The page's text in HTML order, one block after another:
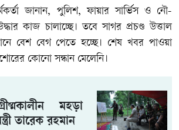
জানান, পুলিশ, ফায়ার সার্ভিস ও নৌ-
কাজ চালাচ্ছে। তবে সাগর প্রচণ্ড উত্তাল
বেশ বেগ পেতে হচ্ছে। শেষ খবর পাওয়া
কোনো সন্ধান মেলেনি।
মহড়া
তারেক রহমান